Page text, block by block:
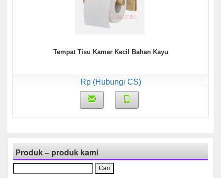
Tempat Tisu Kamar Kecil Bahan Kayu
Rp (Hubungi CS)
Produk – produk kami
untuk: